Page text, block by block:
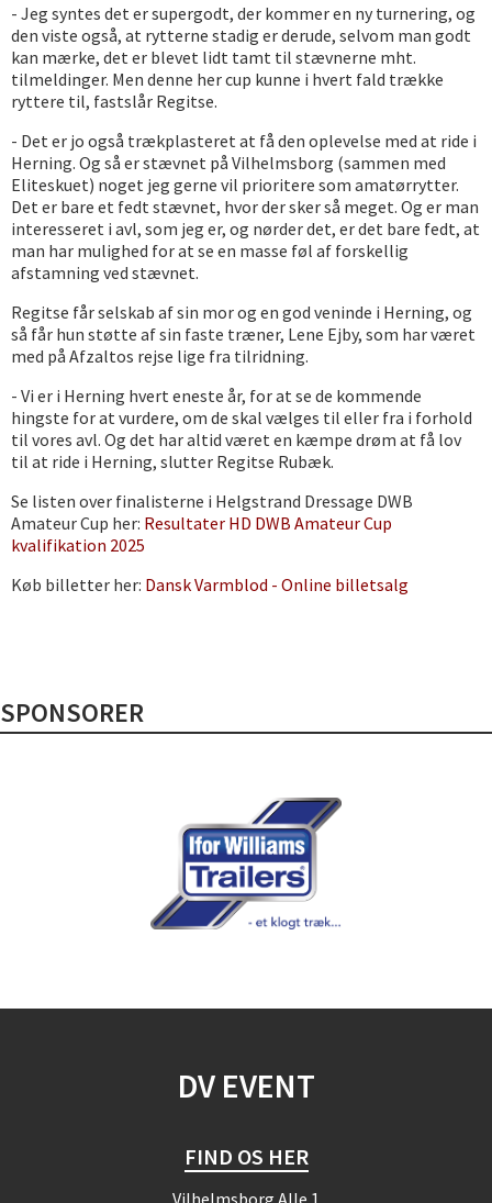
- Jeg syntes det er supergodt, der kommer en ny turnering, og
den viste også, at rytterne stadig er derude, selvom man godt
kan mærke, det er blevet lidt tamt til stævnerne mht.
tilmeldinger. Men denne her cup kunne i hvert fald trække
ryttere til, fastslår Regitse.
- Det er jo også trækplasteret at få den oplevelse med at ride i
Herning. Og så er stævnet på Vilhelmsborg (sammen med
Eliteskuet) noget jeg gerne vil prioritere som amatørrytter.
Det er bare et fedt stævnet, hvor der sker så meget. Og er man
interesseret i avl, som jeg er, og nørder det, er det bare fedt, at
man har mulighed for at se en masse føl af forskellig
afstamning ved stævnet.
Regitse får selskab af sin mor og en god veninde i Herning, og
så får hun støtte af sin faste træner, Lene Ejby, som har været
med på Afzaltos rejse lige fra tilridning.
- Vi er i Herning hvert eneste år, for at se de kommende
hingste for at vurdere, om de skal vælges til eller fra i forhold
til vores avl. Og det har altid været en kæmpe drøm at få lov
til at ride i Herning, slutter Regitse Rubæk.
Se listen over finalisterne i Helgstrand Dressage DWB
Amateur Cup her: Resultater HD DWB Amateur Cup
kvalifikation 2025
Køb billetter her: Dansk Varmblod - Online billetsalg
SPONSORER
DV EVENT
FIND OS HER
Vilhelmsborg Alle 1